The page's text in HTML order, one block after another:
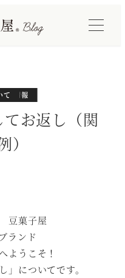
お返し（関
）
品情報
て
豆菓子屋
ランド
ようこそ！
」についてです。